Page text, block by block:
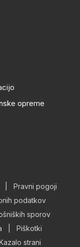
opreme
Pravni pogoji
podatkov
sporov
Piškotki
strani